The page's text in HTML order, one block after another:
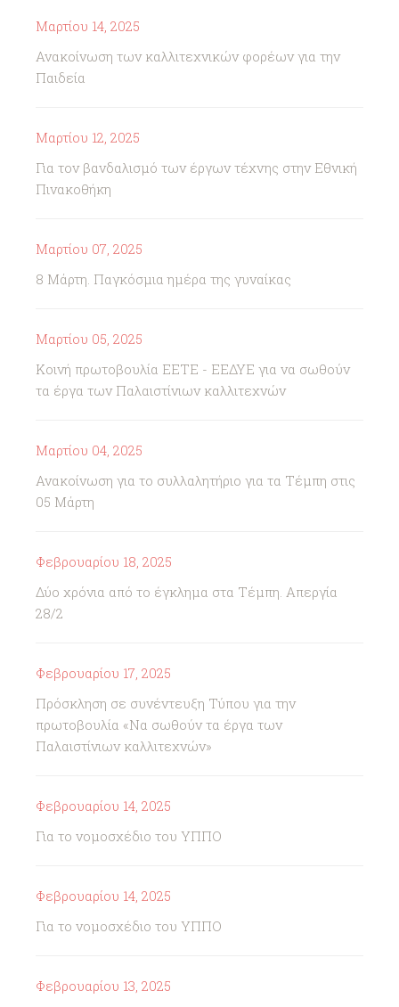
Μαρτίου 14, 2025
Ανακοίνωση των καλλιτεχνικών φορέων για την
Παιδεία
Μαρτίου 12, 2025
Για τον βανδαλισμό των έργων τέχνης στην Εθνική
Πινακοθήκη
Μαρτίου 07, 2025
8 Μάρτη. Παγκόσμια ημέρα της γυναίκας
Μαρτίου 05, 2025
Κοινή πρωτοβουλία ΕΕΤΕ - ΕΕΔΥΕ για να σωθούν
τα έργα των Παλαιστίνιων καλλιτεχνών
Μαρτίου 04, 2025
Ανακοίνωση για το συλλαλητήριο για τα Τέμπη στις
05 Μάρτη
Φεβρουαρίου 18, 2025
Δύο χρόνια από το έγκλημα στα Τέμπη. Απεργία
28/2
Φεβρουαρίου 17, 2025
Πρόσκληση σε συνέντευξη Τύπου για την
πρωτοβουλία «Να σωθούν τα έργα των
Παλαιστίνιων καλλιτεχνών»
Φεβρουαρίου 14, 2025
Για το νομοσχέδιο του ΥΠΠΟ
Φεβρουαρίου 14, 2025
Για το νομοσχέδιο του ΥΠΠΟ
Φεβρουαρίου 13, 2025